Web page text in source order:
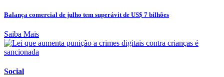
Balança comercial de julho tem superávit de US$ 7 bilhões
Saiba Mais
Social